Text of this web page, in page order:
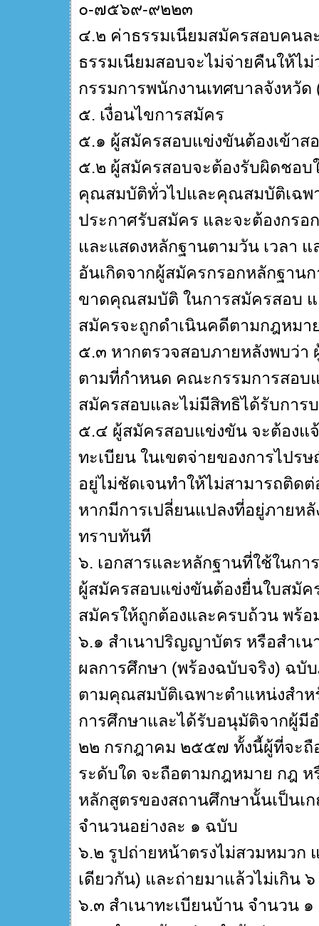
๐-๗๕๖๙-๙๒๒๓
๔.๒ ค่าธรรมเนียมสมัครสอบคนล
ธรรมเนียมสอบจะไม่จ่ายคืนให้ไ
กรรมการพนักงานเทศบาลจังหวั
๕. เงื่อนไขการสมัคร
๕.๑ ผู้สมัครสอบแข่งขันต้องเข้า
๕.๒ ผู้สมัครสอบจะต้องรับผิดชอบ
คุณสมบัติทั่วไปและคุณสมบัติเฉพ
ประกาศรับสมัคร และจะต้องกรอ
และแสดงหลักฐานตามวัน เวลา
อันเกิดจากผู้สมัครกรอกหลักฐาน
ขาดคุณสมบัติ ในการสมัครสอบ
สมัครจะถูกดำเนินคดีตามกฎหมา
๕.๓ หากตรวจสอบภายหลังพบว่
ตามที่กำหนด คณะกรรมการสอบ
สมัครสอบและไม่มีสิทธิได้รับการ
๕.๔ ผู้สมัครสอบแข่งขัน จะต้องแ
ทะเบียน ในเขตจ่ายของการไป
อยู่ไม่ชัดเจนทำให้ไม่สามารถติด
หากมีการเปลี่ยนแปลงที่อยู่ภายห
ทราบทันที
๖. เอกสารและหลักฐานที่ใช้ในกา
ผู้สมัครสอบแข่งขันต้องยื่นใบสมัค
สมัครให้ถูกต้องและครบถ้วน พร้อ
๖.๑ สำเนาปริญญาบัตร หรือสำเน
ผลการศึกษา (พร้องฉบับจริง) ฉ
ตามคุณสมบัติเฉพาะตำแหน่งสำห
การศึกษาและได้รับอนุมัติจากผู้
๒๒ กรกฎาคม ๒๕๕๗ ทั้งนี้ผู้ที่จะถื
ระดับใด จะถือตามกฎหมาย กฎ ห
หลักสูตรของสถานศึกษานั้นเป็นเ
จำนวนอย่างละ ๑ ฉบับ
๖.๒ รูปถ่ายหน้าตรงไม่สวมหมวก
เดียวกัน) และถ่ายมาแล้วไม่เกิน
๖.๓ สำเนาทะเบียนบ้าน จำนวน